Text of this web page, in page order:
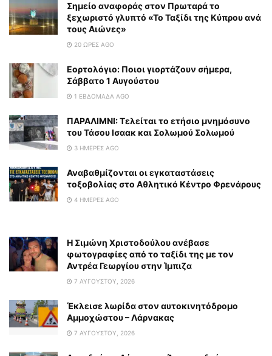
Σημείο αναφοράς στον Πρωταρά το
ξεχωριστό γλυπτό «Το Ταξίδι της Κύπρου ανά
τους Αιώνες»
20 ΏΡΕΣ AGO
Εορτολόγιο: Ποιοι γιορτάζουν σήμερα,
Σάββατο 1 Αυγούστου
1 ΕΒΔΟΜΆΔΑ AGO
ΠΑΡΑΛΙΜΝΙ: Τελείται το ετήσιο μνημόσυνο
του Τάσου Ισαακ και Σολωμού Σολωμού
3 ΗΜΈΡΕΣ AGO
Αναβαθμίζονται οι εγκαταστάσεις
τοξοβολίας στο Αθλητικό Κέντρο Φρενάρους
4 ΗΜΈΡΕΣ AGO
Η Σιμώνη Χριστοδούλου ανέβασε
φωτογραφίες από το ταξίδι της με τον
Αντρέα Γεωργίου στην Ίμπιζα
7 ΑΥΓΟΎΣΤΟΥ, 2026
Έκλεισε λωρίδα στον αυτοκινητόδρομο
Αμμοχώστου – Λάρνακας
7 ΑΥΓΟΎΣΤΟΥ, 2026